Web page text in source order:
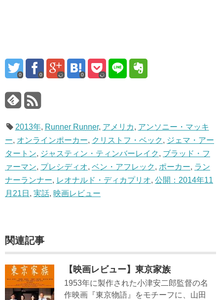
0 0 0
2013年, Runner Runner, アメリカ, アンソニー・マッキ
ー, オンラインポーカー, クリストフ・ベック , ジェマ・アー
タートン, ジャスティン・ティンバーレイク , ブラッド・フ
ァーマン, プレシディオ, ベン・アフレック , ポーカー, ラン
ナーランナー, レオナルド・ディカプリオ, 公開：2014年11
月21日 , 実話, 映画レビュー
関連記事
【映画レビュー】東京家族
1953年に製作された小津安二郎監督の名
作映画『東京物語』をモチーフに、山田